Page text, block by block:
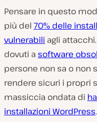
Pensare in questo
più del 70% delle
vulnerabili agli
dovuti a software
persone non sa o non
rendere sicuri i propri
massiccia ondata di
installazioni WordPress.